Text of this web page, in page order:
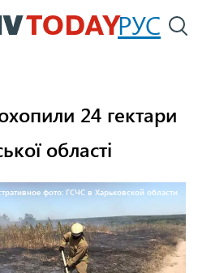
Перейти
до
РУС
24 гектари
області
фото: ГСЧС в Харьковской области